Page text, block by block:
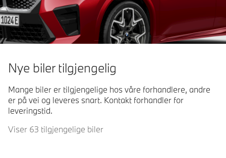
Nye biler tilgjengelig
Mange biler er tilgjengelige hos våre forhandlere, andre
er på vei og leveres snart. Kontakt forhandler for
leveringstid.
Viser 63 tilgjengelige biler